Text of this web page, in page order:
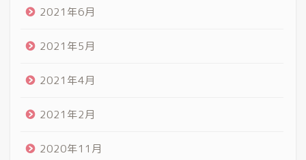
2021年6月
2021年5月
2021年4月
2021年2月
2020年11月